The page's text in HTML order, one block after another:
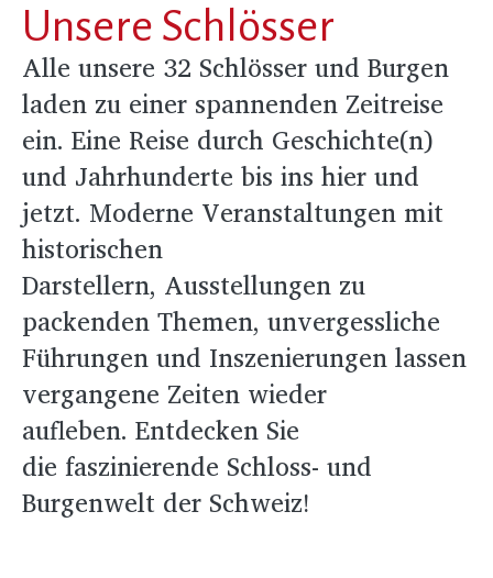
Unsere Schlösser
Alle unsere 32 Schlösser und Burgen
laden zu einer spannenden Zeitreise
ein. Eine Reise durch Geschichte(n)
und Jahrhunderte bis ins hier und
jetzt. Moderne Veranstaltungen mit
historischen
Darstellern, Ausstellungen zu
packenden Themen, unvergessliche
Führungen und Inszenierungen lassen
vergangene Zeiten wieder
aufleben. Entdecken Sie
die faszinierende Schloss- und
Burgenwelt der Schweiz!